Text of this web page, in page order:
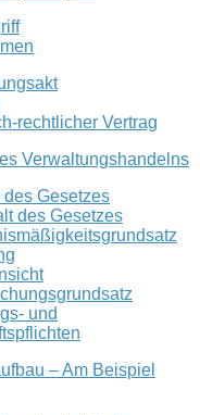
rechtlicher Vertrag
Verwaltungshandelns
des Gesetzes
des Gesetzes
und
– Am Beispiel